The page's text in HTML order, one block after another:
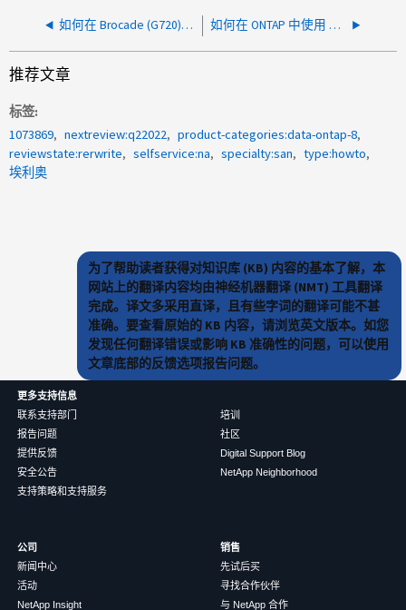
如何在 Brocade (G720) 交换机上重置默认管理员密码 如何在 ONTAP 中使用 Windows LUN 时从快照还原已删除的文件
推荐文章
标签
1073869
nextreview:q22022
product-categories:data-ontap-8
reviewstate:rerwrite
selfservice:na specialty:san
type:howto
埃利奥
为了帮助读者获得对知识库 (KB) 内容的基本了解，本
网站上的翻译内容均由神经机器翻译 (NMT) 工具翻译
完成。译文多采用直译，且有些字词的翻译可能不甚
准确。要查看原始的 KB 内容，请浏览英文版本。如您
发现任何翻译错误或影响 KB 准确性的问题，可以使用
文章底部的反馈选项报告问题。
更多支持信息
联系支持部门
报告问题
提供反馈
安全公告
支持策略和支持服务
培训
社区
Digital Support Blog
NetApp Neighborhood
公司
新闻中心
活动
NetApp Insight
销售
先试后买
寻找合作伙伴
与 NetApp 合作